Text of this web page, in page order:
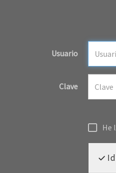
Usuario
Clave
He